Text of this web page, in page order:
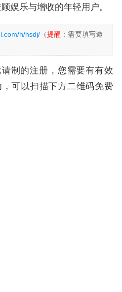
娱乐与增收的年轻用户。
h/hsdj/（提醒 ：需要填写邀
制的注册，您需要有有效
可以扫描下方二维码免费